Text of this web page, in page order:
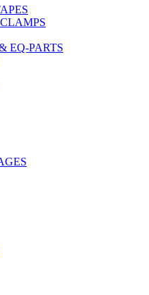
EQ-PARTS